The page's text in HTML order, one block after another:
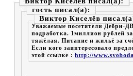
гость
Виктор Киселёв
Уважаемые посетители Дебри-
подработка. 1миллион рублей
тяжёлая. Питание и жильё за
Если кого заинтересовало
этой ссылке : http://